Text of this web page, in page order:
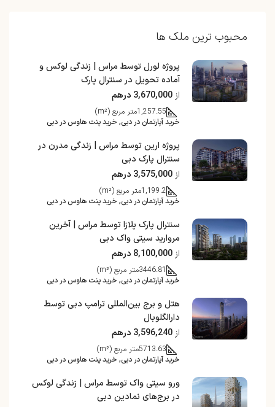
محبوب ترین ملک ها
پروژه لورل توسط مراس | زندگی لوکس و
آماده تحویل در سنترال پارک
از 3,670,000 درهم
1,257.55متر مربع (m²)
خرید آپارتمان در دبی, خرید پنت هاوس در دبی
پروژه ارین توسط مراس | زندگی مدرن در
سنترال پارک دبی
از 3,575,000 درهم
1,199.2متر مربع (m²)
خرید آپارتمان در دبی, خرید پنت هاوس در دبی
سنترال پارک پلازا توسط مراس | آخرین
مروارید سیتی واک دبی
از 8,100,000 درهم
3446.81متر مربع (m²)
خرید آپارتمان در دبی, خرید پنت هاوس در دبی
هتل و برج بین‌المللی ترامپ دبی توسط
دارالگلوبال
از 3,596,240 درهم
5713.63متر مربع (m²)
خرید آپارتمان در دبی, خرید پنت هاوس در دبی
ورو سیتی واک توسط مراس | زندگی لوکس
در برج‌های نمادین دبی